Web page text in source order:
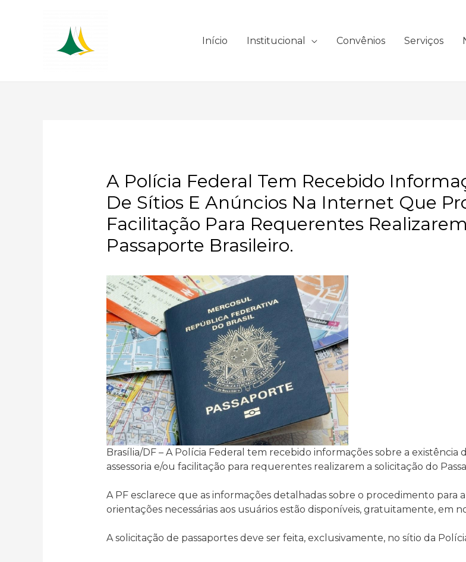
Início Institucional Convênios Serviços
A Polícia Federal Tem Recebido
De Sítios E Anúncios Na Internet Que
Facilitação Para Requerentes
Passaporte Brasileiro.
Brasília/DF – A Polícia Federal tem recebido informações sobre a
assessoria e/ou facilitação para requerentes realizarem a solicitação do
A PF esclarece que as informações detalhadas sobre o procedimento
orientações necessárias aos usuários estão disponíveis, gratuitamente, em
A solicitação de passaportes deve ser feita, exclusivamente, no sítio da